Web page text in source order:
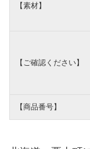
【素材】
【ご確認ください】
【商品番号】